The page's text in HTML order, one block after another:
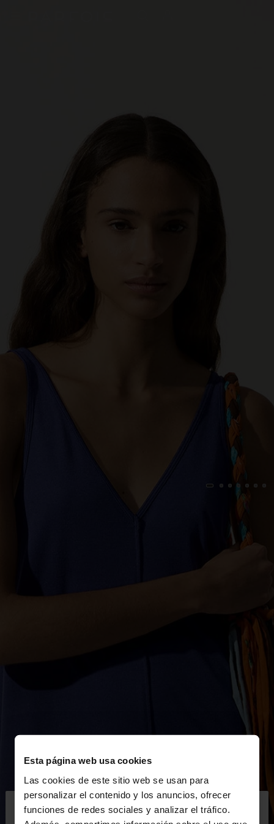
Esta página web usa cookies
Las cookies de este sitio web se usan para
personalizar el contenido y los anuncios, ofrecer
funciones de redes sociales y analizar el tráfico.
hola